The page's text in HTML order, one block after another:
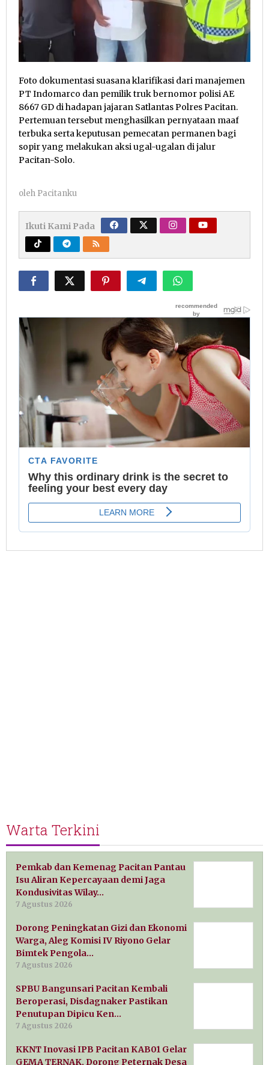
Foto dokumentasi suasana klarifikasi dari manajemen
PT Indomarco dan pemilik truk bernomor polisi AE
8667 GD di hadapan jajaran Satlantas Polres Pacitan.
Pertemuan tersebut menghasilkan pernyataan maaf
terbuka serta keputusan pemecatan permanen bagi
sopir yang melakukan aksi ugal-ugalan di jalur
Pacitan-Solo.
oleh Pacitanku
Ikuti Kami Pada
Warta Terkini
Pemkab dan Kemenag Pacitan Pantau
Isu Aliran Kepercayaan demi Jaga
Kondusivitas Wilay…
7 Agustus 2026
Dorong Peningkatan Gizi dan Ekonomi
Warga, Aleg Komisi IV Riyono Gelar
Bimtek Pengola…
7 Agustus 2026
SPBU Bangunsari Pacitan Kembali
Beroperasi, Disdagnaker Pastikan
Penutupan Dipicu Ken…
7 Agustus 2026
KKNT Inovasi IPB Pacitan KAB01 Gelar
GEMA TERNAK, Dorong Peternak Desa